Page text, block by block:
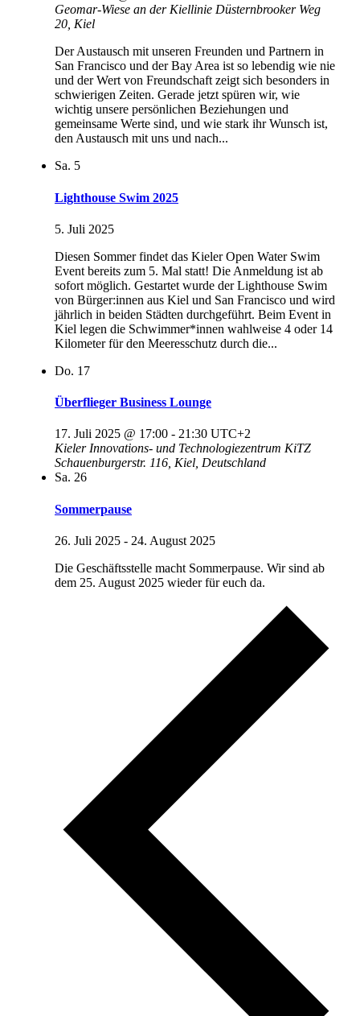
Geomar-Wiese an der Kiellinie Düsternbrooker Weg
20, Kiel
Der Austausch mit unseren Freunden und Partnern in
San Francisco und der Bay Area ist so lebendig wie nie
und der Wert von Freundschaft zeigt sich besonders in
schwierigen Zeiten. Gerade jetzt spüren wir, wie
wichtig unsere persönlichen Beziehungen und
gemeinsame Werte sind, und wie stark ihr Wunsch ist,
den Austausch mit uns und nach...
Sa. 5
Lighthouse Swim 2025
5. Juli 2025
Diesen Sommer findet das Kieler Open Water Swim
Event bereits zum 5. Mal statt! Die Anmeldung ist ab
sofort möglich. Gestartet wurde der Lighthouse Swim
von Bürger:innen aus Kiel und San Francisco und wird
jährlich in beiden Städten durchgeführt. Beim Event in
Kiel legen die Schwimmer*innen wahlweise 4 oder 14
Kilometer für den Meeresschutz durch die...
Do. 17
Überflieger Business Lounge
17. Juli 2025 @ 17:00 - 21:30 UTC+2
Kieler Innovations- und Technologiezentrum KiTZ
Schauenburgerstr. 116, Kiel, Deutschland
Sa. 26
Sommerpause
26. Juli 2025 - 24. August 2025
Die Geschäftsstelle macht Sommerpause. Wir sind ab
dem 25. August 2025 wieder für euch da.